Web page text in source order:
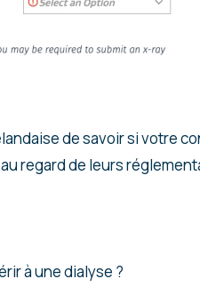
de savoir si votre
regard de leurs
à une dialyse ?